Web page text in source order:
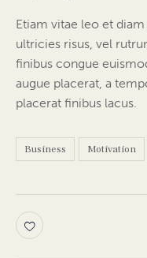
Etiam vitae leo et
ultricies risus, vel
finibus congue
augue placerat, a
placerat finibus lacus.
Business Motivation